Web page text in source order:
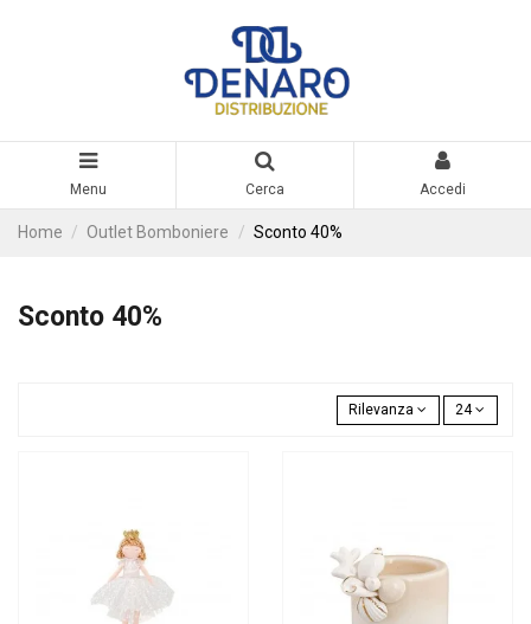
Menu Cerca Accedi
Home Outlet Bomboniere Sconto 40%
Sconto 40%
Rilevanza 24